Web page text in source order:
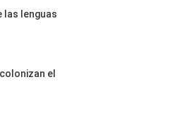
las lenguas
el